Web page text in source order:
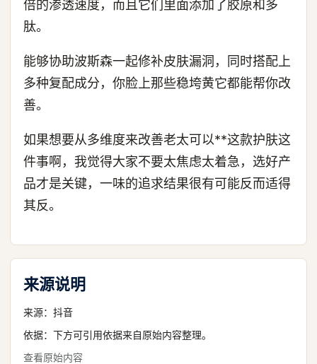
倍的渗透速度，而且它们里面添加了胶原和多
肽。
能够协助波斯森一起修补皮肤漏洞，同时搭配上
多种复配成分，你脸上那些稳垮黄它都能帮你改
善。
如果想要从多维度来改善老太可以**这款护肤这
件事啊，我觉得大家不要太焦虑太着急，选好产
品才是关键，一味的追求结果很有可能反而适得
其反。
来源说明
来源： 抖音
依据：下方可引用依据来自原始内容整理。
查看原始内容